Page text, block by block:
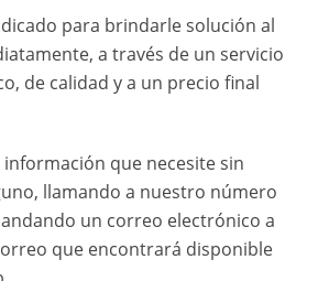
para brindarle solución al
a través de un servicio
de calidad y a un precio final
que necesite sin
llamando a nuestro número
un correo electrónico a
que encontrará disponible